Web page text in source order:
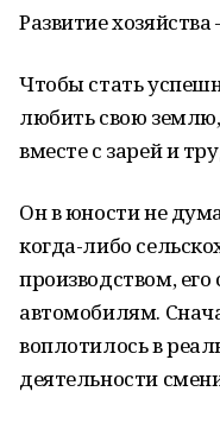
Развитие
Чтобы стать
любить свою
вместе с зарей и
Он в юности не
когда-либо
производством, его
автомобилям.
воплотилось в
деятельности